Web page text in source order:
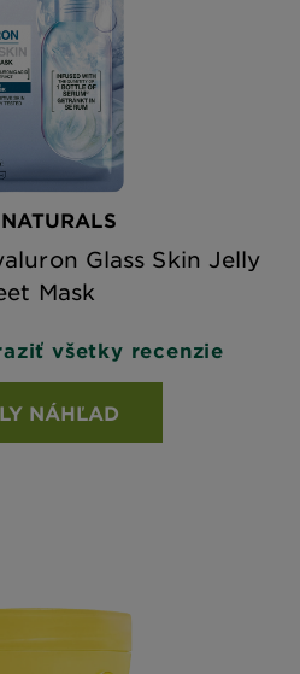
Glass Skin Jelly
Mask
všetky recenzie
NÁHĽAD